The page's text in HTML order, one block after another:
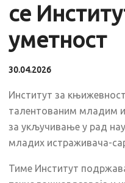
се
уметност
30.04.2026
Институт за
талентованим младим
за укључивање у рад
младих истраживача-
Тиме Институт